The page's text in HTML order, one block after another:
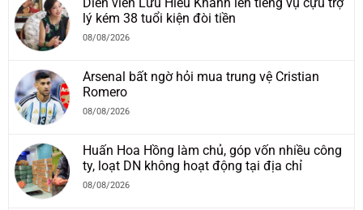
lý kém 38 tuổi kiện đòi tiền
08/08/2026
Arsenal bất ngờ hỏi mua trung vệ Cristian
Romero
08/08/2026
Huấn Hoa Hồng làm chủ, góp vốn nhiều công
ty, loạt DN không hoạt động tại địa chỉ
08/08/2026